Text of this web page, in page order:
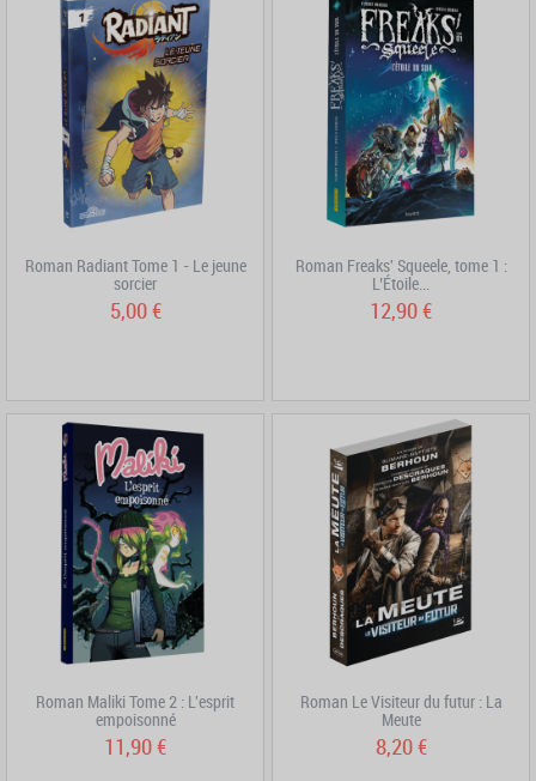
Roman Radiant Tome 1 - Le jeune
sorcier
5,00 €
Roman Freaks' Squeele, tome 1 :
L’Étoile...
12,90 €
Roman Maliki Tome 2 : L'esprit
empoisonné
11,90 €
Roman Le Visiteur du futur : La
Meute
8,20 €